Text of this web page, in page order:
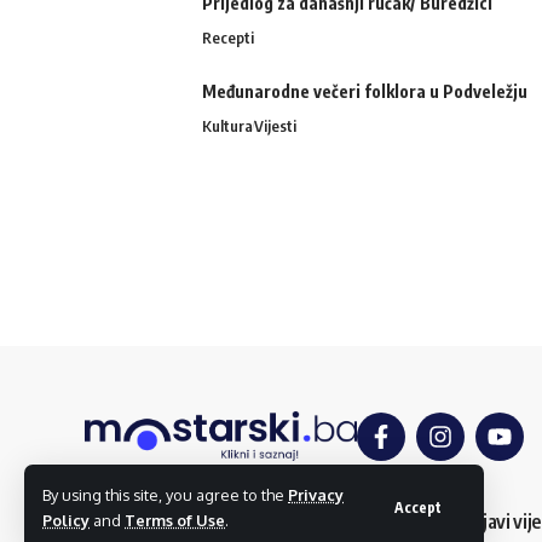
By using this site, you agree to the Privacy
Policy and Terms of Use.
Accept
Recepti
Međunarodne večeri folklora u Podveležju
KulturaVijesti
O nama Impressum Kontakt Dojavi